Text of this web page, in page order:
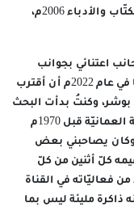
عمل مدنيّ، وحتّى تأسيس الجمعيّة العمانيّة للكتّاب والأدباء 2006م،
اعتنائي بجوانب
أخرى، لكن شاء القدر في ليالي كورونا، خصوصا في عام 2022م أن أقترب
بوشر، وكنتُ بدأت البحث
حينها عن النّوادي الثّقافيّة، والأنشطة الثّقافيّة العمانيّة قبل 1970م
وكان يصاحبني بعض
كلّ أثنين من كلّ
فعاليّاته في القناة
ذاكرة مليئة ليس بما